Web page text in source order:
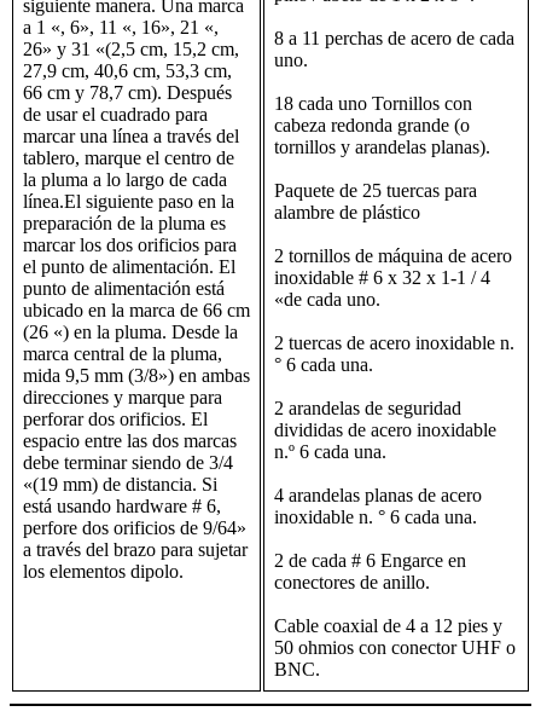
siguiente manera. Una marca
a 1 «, 6», 11 «, 16», 21 «,
26» y 31 «(2,5 cm, 15,2 cm,
27,9 cm, 40,6 cm, 53,3 cm,
66 cm y 78,7 cm). Después
de usar el cuadrado para
marcar una línea a través del
tablero, marque el centro de
la pluma a lo largo de cada
línea.El siguiente paso en la
preparación de la pluma es
marcar los dos orificios para
el punto de alimentación. El
punto de alimentación está
ubicado en la marca de 66 cm
(26 «) en la pluma. Desde la
marca central de la pluma,
mida 9,5 mm (3/8») en ambas
direcciones y marque para
perforar dos orificios. El
espacio entre las dos marcas
debe terminar siendo de 3/4
«(19 mm) de distancia. Si
está usando hardware # 6,
perfore dos orificios de 9/64»
a través del brazo para sujetar
los elementos dipolo.
8 a 11 perchas de acero de cada
uno.
18 cada uno Tornillos con
cabeza redonda grande (o
tornillos y arandelas planas).
Paquete de 25 tuercas para
alambre de plástico
2 tornillos de máquina de acero
inoxidable # 6 x 32 x 1-1 / 4
«de cada uno.
2 tuercas de acero inoxidable n.
° 6 cada una.
2 arandelas de seguridad
divididas de acero inoxidable
n.º 6 cada una.
4 arandelas planas de acero
inoxidable n. ° 6 cada una.
2 de cada # 6 Engarce en
conectores de anillo.
Cable coaxial de 4 a 12 pies y
50 ohmios con conector UHF o
BNC.